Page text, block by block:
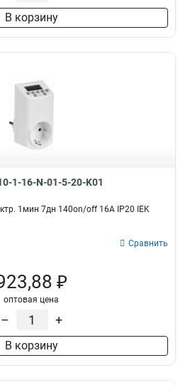
В корзину
1-16-N-01-5-20-K01
1мин 7дн 140on/off 16А IP20 IEK
Сравнить
₽
оптовая цена
– +
В корзину